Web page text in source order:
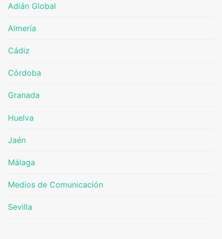
Adián Global
Almería
Cádiz
Córdoba
Granada
Huelva
Jaén
Málaga
Medios de Comunicación
Sevilla